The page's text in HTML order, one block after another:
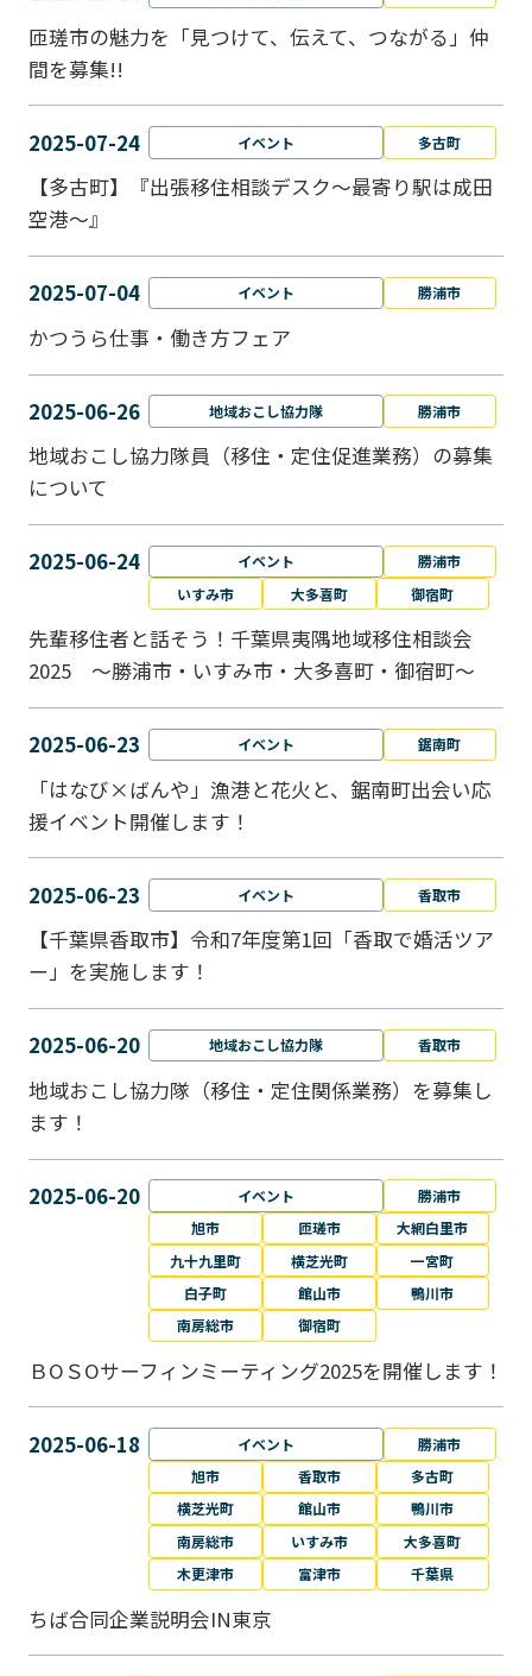
匝瑳市の魅力を「見つけて、伝えて、つながる」仲
間を募集!!
2025-07-24 イベント 多古町
【多古町】『出張移住相談デスク～最寄り駅は成田
空港～』
2025-07-04 イベント 勝浦市
かつうら仕事・働き方フェア
2025-06-26 地域おこし協力隊 勝浦市
地域おこし協力隊員（移住・定住促進業務）の募集
について
2025-06-24 イベント
勝浦市
いすみ市
大多喜町 御宿町
先輩移住者と話そう！千葉県夷隅地域移住相談会
2025 ～勝浦市・いすみ市・大多喜町・御宿町～
2025-06-23 イベント 鋸南町
「はなび×ばんや」漁港と花火と、鋸南町出会い応
援イベント開催します！
2025-06-23 イベント 香取市
【千葉県香取市】令和7年度第1回「香取で婚活ツア
ー」を実施します！
2025-06-20 地域おこし協力隊 香取市
地域おこし協力隊（移住・定住関係業務）を募集し
ます！
2025-06-20 イベント
勝浦市
旭市
匝瑳市
大網白里市
九十九里町
横芝光町
一宮町
白子町
館山市
鴨川市
南房総市
御宿町
ＢОＳОサーフィンミーティング2025を開催します！
2025-06-18 イベント
勝浦市
旭市
香取市
多古町
横芝光町
館山市
鴨川市
南房総市
いすみ市
大多喜町
木更津市
富津市 千葉県
ちば合同企業説明会IN東京